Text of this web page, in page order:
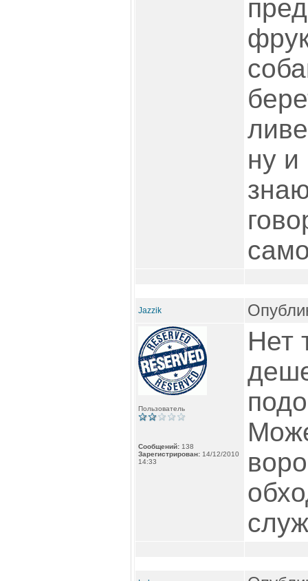
ну и
Jazzik
Пользователь
Сообщений: 138
Зарегистрирован: 14/12/2010
14:33
Нет